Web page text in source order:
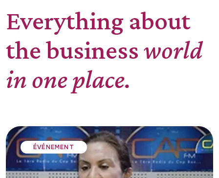
Everything about
the business world
in one place.
ÉVÉNEMENT